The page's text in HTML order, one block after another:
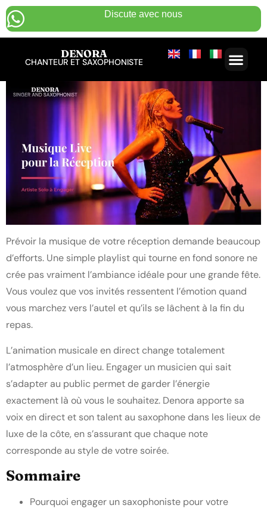
Discute avec nous
DENORA
CHANTEUR ET SAXOPHONISTE
Prévoir la musique de votre réception demande beaucoup
d’efforts. Une simple playlist qui tourne en fond sonore ne
crée pas vraiment l’ambiance idéale pour une grande fête.
Vous voulez que vos invités ressentent l’émotion quand
vous marchez vers l’autel et qu’ils se lâchent à la fin du
repas.
L’animation musicale en direct change totalement
l’atmosphère d’un lieu. Engager un musicien qui sait
s’adapter au public permet de garder l’énergie
exactement là où vous le souhaitez. Denora apporte sa
voix en direct et son talent au saxophone dans les lieux de
luxe de la côte, en s’assurant que chaque note
corresponde au style de votre soirée.
Sommaire
Pourquoi engager un saxophoniste pour votre